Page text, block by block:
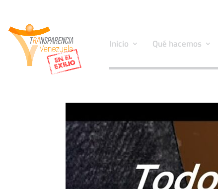
Inicio Qué hacemos